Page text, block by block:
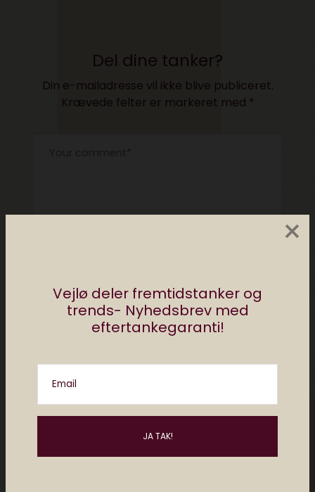
Vejlø deler fremtidstanker og
trends- Nyhedsbrev med
eftertankegaranti!
Email
×
Del dine tanker?
Din e-mailadresse vil ikke blive publiceret.
Krævede felter er markeret med *
Please enter an answer in digits: